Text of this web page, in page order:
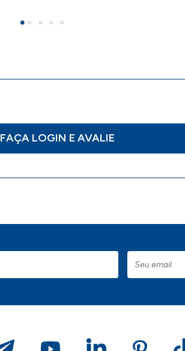
FAÇA LOGIN E AVALIE